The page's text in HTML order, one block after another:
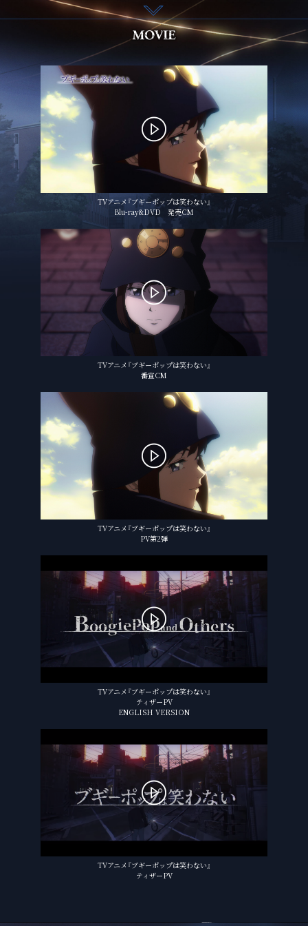
TVアニメ『ブギーポップは笑わない』
Blu-ray&DVD 発売CM
TVアニメ『ブギーポップは笑わない』
番宣CM
TVアニメ『ブギーポップは笑わない』
PV第2弾
TVアニメ『ブギーポップは笑わない』
ティザーPV
ENGLISH VERSION
TVアニメ『ブギーポップは笑わない』
ティザーPV